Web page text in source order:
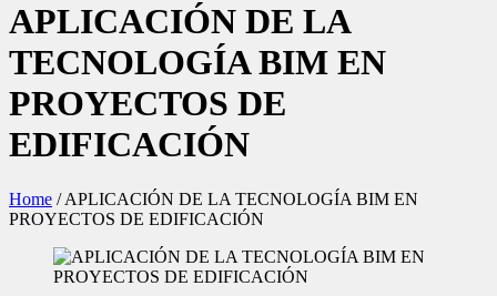
APLICACIÓN DE LA
TECNOLOGÍA BIM EN
PROYECTOS DE
EDIFICACIÓN
Home /APLICACIÓN DE LA TECNOLOGÍA BIM EN
PROYECTOS DE EDIFICACIÓN